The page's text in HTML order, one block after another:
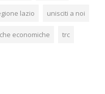
lazio unisciti a noi
economiche trc